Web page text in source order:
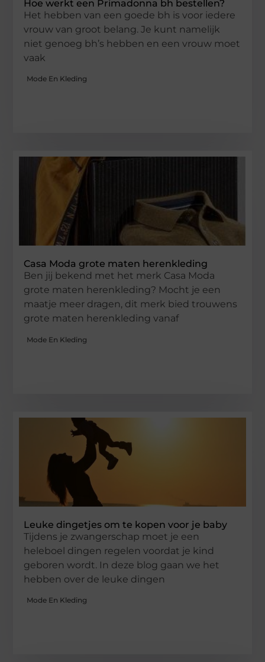
Hoe werkt een Primadonna bh bestellen?
Het hebben van een goede bh is voor iedere
vrouw van groot belang. Je kunt namelijk
niet genoeg bh’s hebben en een vrouw moet
vaak
Mode En Kleding
Casa Moda grote maten herenkleding
Ben jij bekend met het merk Casa Moda
grote maten herenkleding? Mocht je een
maatje meer dragen, dit merk bied trouwens
grote maten herenkleding vanaf
Mode En Kleding
Leuke dingetjes om te kopen voor je baby
Tijdens je zwangerschap moet je een
heleboel dingen regelen voordat je kind
geboren wordt. In deze blog gaan we het
hebben over de leuke dingen
Mode En Kleding